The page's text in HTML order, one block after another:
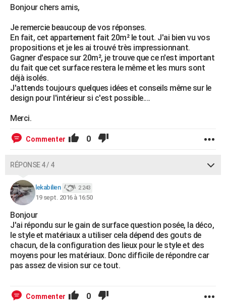
Bonjour chers amis,
Je remercie beaucoup de vos réponses.
En fait, cet appartement fait 20m² le tout. J'ai bien vu vos
propositions et je les ai trouvé très impressionnant.
Gagner d'espace sur 20m², je trouve que ce n'est important
du fait que cet surface restera le même et les murs sont
déjà isolés.
J'attends toujours quelques idées et conseils même sur le
design pour l'intérieur si c'est possible....
Merci.
Commenter 0
RÉPONSE 4 / 4
lekabilien 2 243
19 sept. 2016 à 16:50
Bonjour
J'ai répondu sur le gain de surface question posée, la déco,
le style et matériaux a utiliser cela dépend des gouts de
chacun, de la configuration des lieux pour le style et des
moyens pour les matériaux. Donc difficile de répondre car
pas assez de vision sur ce tout.
Commenter 0